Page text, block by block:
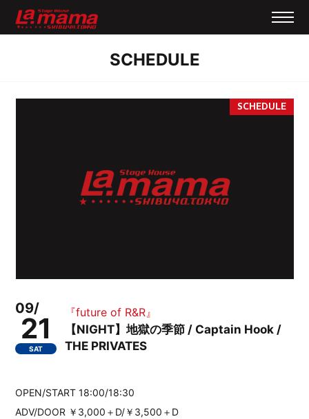
SCHEDULE
09/
21
SAT
『future of R&R』
【NIGHT】地獄の季節 / Captain Hook /
THE PRIVATES
OPEN/START 18:00/18:30
ADV/DOOR ￥3,000＋D/￥3,500＋D